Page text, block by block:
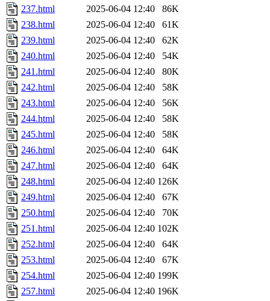
237.html
2025-06-04 12:40
86K
238.html
2025-06-04 12:40
61K
239.html
2025-06-04 12:40
62K
240.html
2025-06-04 12:40
54K
241.html
2025-06-04 12:40
80K
242.html
2025-06-04 12:40
58K
243.html
2025-06-04 12:40
56K
244.html
2025-06-04 12:40
58K
245.html
2025-06-04 12:40
58K
246.html
2025-06-04 12:40
64K
247.html
2025-06-04 12:40
64K
248.html
2025-06-04 12:40 126K
249.html
2025-06-04 12:40
67K
250.html
2025-06-04 12:40
70K
251.html
2025-06-04 12:40 102K
252.html
2025-06-04 12:40
64K
253.html
2025-06-04 12:40
67K
254.html
2025-06-04 12:40 199K
257.html
2025-06-04 12:40 196K